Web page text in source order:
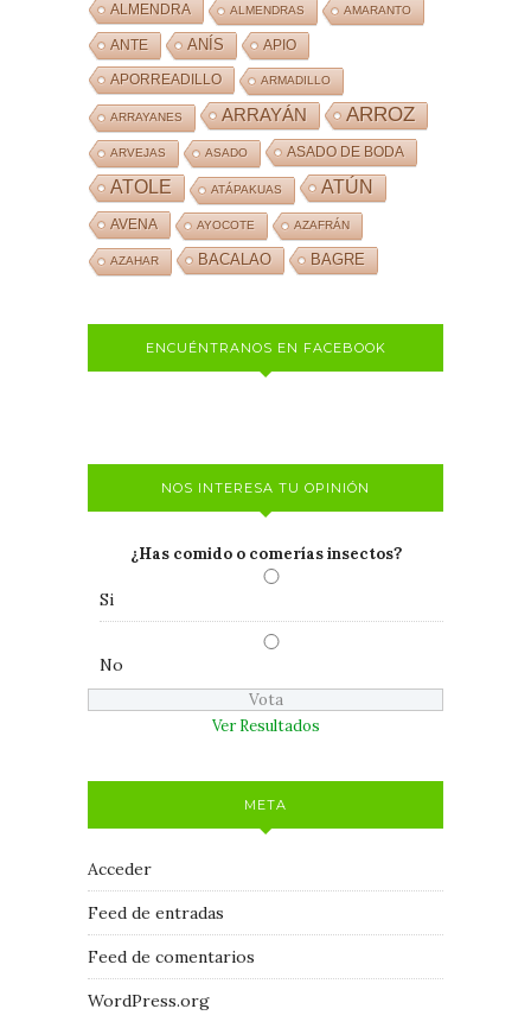
ALMENDRA ALMENDRAS AMARANTO
ANTE ANÍS APIO
APORREADILLO ARMADILLO
ARRAYANES ARRAYÁN ARROZ
ARVEJAS ASADO ASADO DE BODA
ATOLE ATÁPAKUAS ATÚN
AVENA AYOCOTE AZAFRÁN
AZAHAR BACALAO BAGRE
ENCUÉNTRANOS EN FACEBOOK
NOS INTERESA TU OPINIÓN
¿Has comido o comerías insectos?
Si
No
Ver Resultados
META
Acceder
Feed de entradas
Feed de comentarios
WordPress.org